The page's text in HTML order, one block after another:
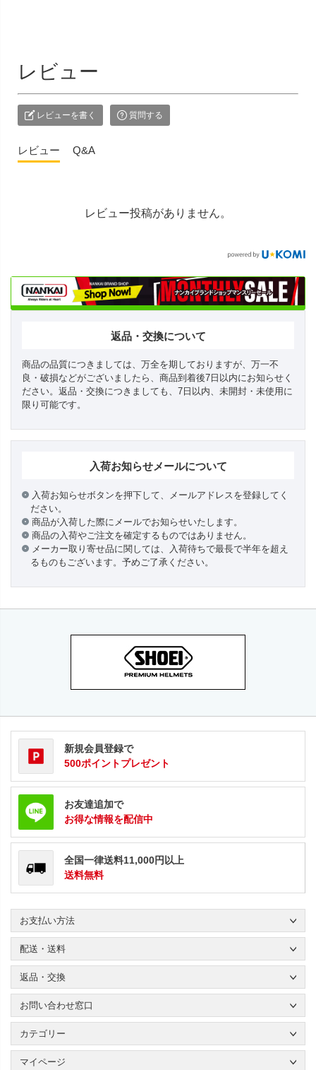
レビュー
レビューを書く 質問する
レビュー Q&A
レビュー投稿がありません。
返品・交換について
商品の品質につきましては、万全を期しておりますが、万一不
良・破損などがございましたら、商品到着後7日以内にお知らせく
ださい。返品・交換につきましても、7日以内、未開封・未使用に
限り可能です。
入荷お知らせメールについて
入荷お知らせボタンを押下して、メールアドレスを登録してく
ださい。
商品が入荷した際にメールでお知らせいたします。
商品の入荷やご注文を確定するものではありません。
メーカー取り寄せ品に関しては、入荷待ちで最長で半年を超え
るものもございます。予めご了承ください。
新規会員登録で
500ポイントプレゼント
お友達追加で
お得な情報を配信中
全国一律送料11,000円以上
送料無料
お支払い方法
配送・送料
返品・交換
お問い合わせ窓口
カテゴリー
マイページ